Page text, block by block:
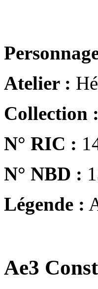
Atelier :
Collection :
N° RIC :
N° NBD :
Légende :
Ae3